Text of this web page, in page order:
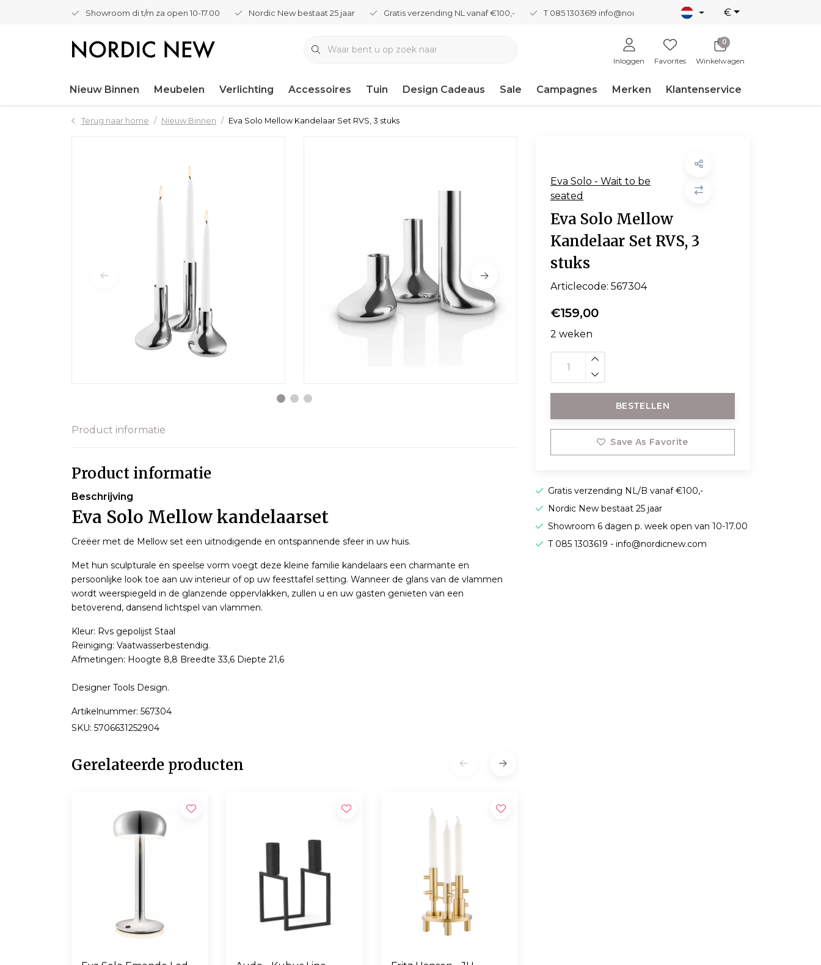
Showroom di t/m za open 10-17.00 Nordic New bestaat 25 jaar Gratis verzending NL vanaf €100,- T 085 1303619 info@nordicnew.nl €
Inloggen Favorites
0
Winkelwagen
Nieuw Binnen Meubelen Verlichting Accessoires Tuin Design Cadeaus Sale Campagnes Merken Klantenservice
Terug naar home Nieuw Binnen Eva Solo Mellow Kandelaar Set RVS, 3 stuks
Eva Solo - Wait to be
seated
Eva Solo Mellow
Kandelaar Set RVS, 3
stuks
Articlecode: 567304
€159,00
2 weken
BESTELLEN
Save As Favorite
Gratis verzending NL/B vanaf €100,-
Nordic New bestaat 25 jaar
Showroom 6 dagen p. week open van 10-17.00
T 085 1303619 -info@nordicnew.com
Product informatie
Product informatie
Beschrijving
Eva Solo Mellow kandelaarset
Creëer met de Mellow set een uitnodigende en ontspannende sfeer in uw huis.
Met hun sculpturale en speelse vorm voegt deze kleine familie kandelaars een charmante en
persoonlijke look toe aan uw interieur of op uw feesttafel setting. Wanneer de glans van de vlammen
wordt weerspiegeld in de glanzende oppervlakken, zullen u en uw gasten genieten van een
betoverend, dansend lichtspel van vlammen.
Kleur: Rvs gepolijst Staal
Reiniging: Vaatwasserbestendig.
Afmetingen: Hoogte 8,8 Breedte 33,6 Diepte 21,6
Designer Tools Design.
Artikelnummer: 567304
SKU: 5706631252904
Gerelateerde producten